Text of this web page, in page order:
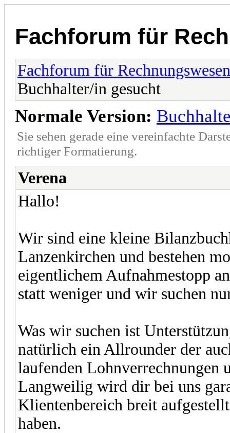
Fachforum für
Fachforum für Rechnungswesen
Buchhalter/in gesucht
Normale Version:
Sie sehen gerade eine vereinfachte
richtiger Formatierung.
Verena
Hallo!
Wir sind eine kleine
Lanzenkirchen und bestehen
eigentlichem Aufnahmestopp
statt weniger und wir suchen
Was wir suchen ist
natürlich ein Allrounder der
laufenden Lohnverrechnungen
Langweilig wird dir bei uns
Klientenbereich breit
haben.